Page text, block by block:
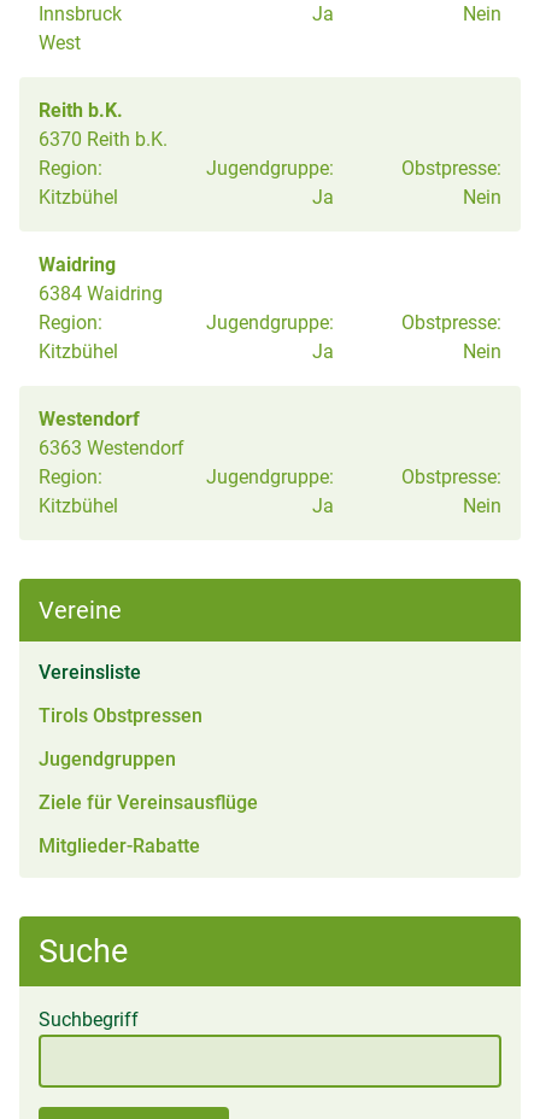
Vereine
Vereinsliste
Tirols Obstpressen
Jugendgruppen
Ziele für Vereinsausflüge
Mitglieder-Rabatte
Suche
Suchbegriff
Innsbruck
West
Ja
Nein
Reith b.K.
6370 Reith b.K.
Region:
Kitzbühel
Jugendgruppe:
Ja
Obstpresse:
Nein
Waidring
6384 Waidring
Region:
Kitzbühel
Jugendgruppe:
Ja
Obstpresse:
Nein
Westendorf
6363 Westendorf
Region:
Kitzbühel
Jugendgruppe:
Ja
Obstpresse:
Nein